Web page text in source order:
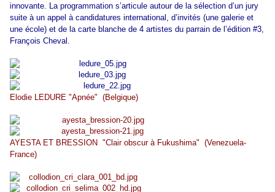
innovante. La programmation s’articule autour de la sélection d’un jury
suite à un appel à candidatures international, d’invités (une galerie et
une école) et de la carte blanche de 4 artistes du parrain de l’édition #3,
François Cheval.
Elodie LEDURE "Apnée" (Belgique)
AYESTA ET BRESSION "Clair obscur à Fukushima" (Venezuela-
France)